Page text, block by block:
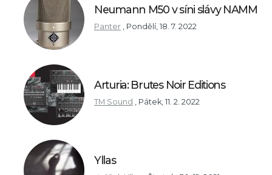
Neumann M50 v síni slávy NAMM
Panter Pondělí, 18. 7. 2022
Arturia: Brutes Noir Editions
TM Sound Pátek, 11. 2. 2022
Yllas